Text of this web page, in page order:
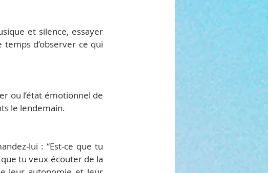
et silence, essayer
temps d’observer ce qui
ou l’état émotionnel de
le lendemain.
lui : “Est-ce que tu
tu veux écouter de la